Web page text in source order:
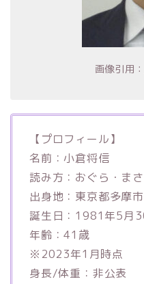
画像引用：
【プロフィール】
名前：小倉将信
読み方：おぐら・ま
出身地：東京都多摩市
誕生日：1981年5月
年齢：41歳
※2023年1月時点
身長/体重：非公表